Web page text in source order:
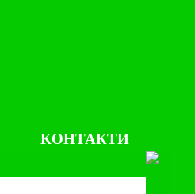
КОНТАКТИ